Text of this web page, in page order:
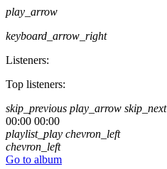
play_arrow
keyboard_arrow_right
Listeners:
Top listeners:
skip_previous play_arrow skip_next
00:00 00:00
playlist_play chevron_left
chevron_left
Go to album